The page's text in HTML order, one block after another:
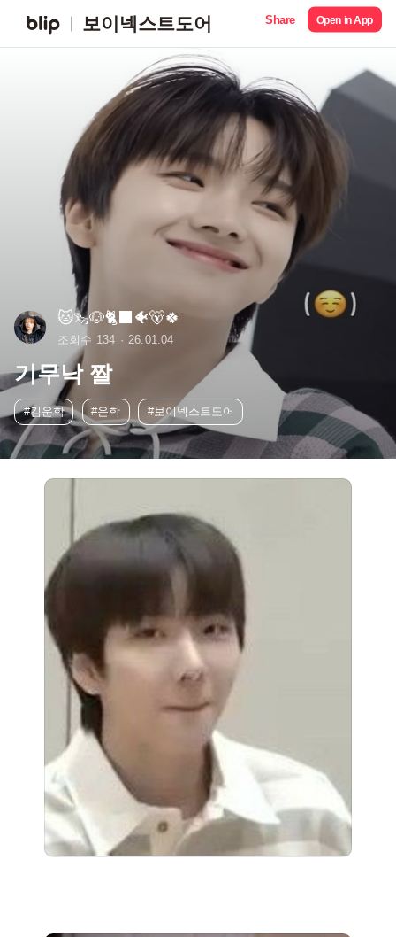
보이넥스트도어 Share Open in App
🐱🦦🐶🐈‍⬛🐠🐻🍀
조회수 134 26.01.04
기무낙 짤
#김운학 #운학 #보이넥스트도어